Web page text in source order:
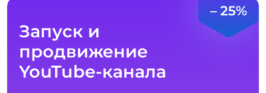
– 25%
Запуск и
продвижение
YouTube-канала